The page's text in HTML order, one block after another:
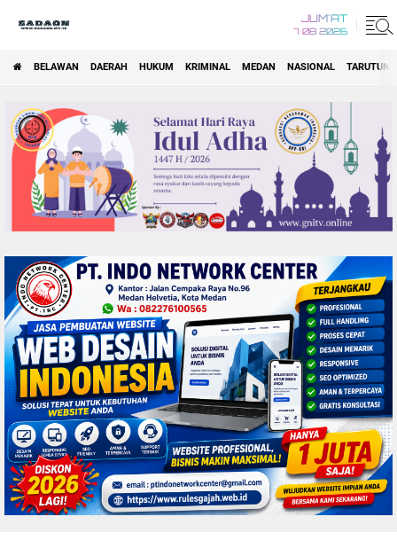
JUM'AT
7 08 2026
BELAWAN DAERAH HUKUM KRIMINAL MEDAN NASIONAL TARUTUNG